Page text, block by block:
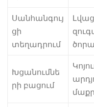
Սանհանգույ
ցի
տեղադրում
Խցանումնե
րի բացում